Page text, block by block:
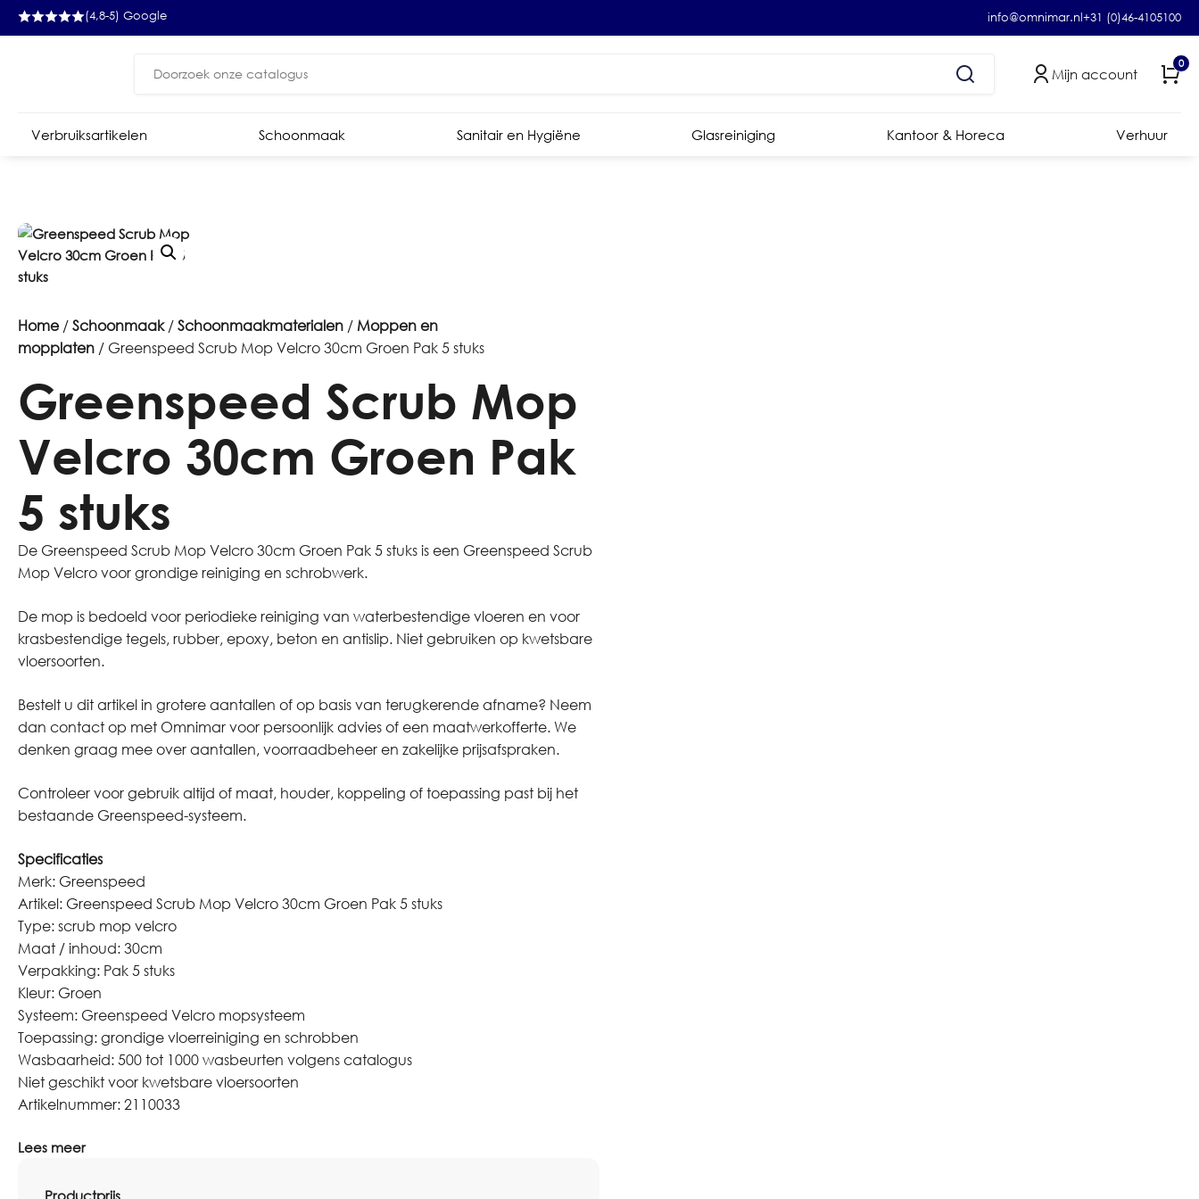
(4,8-5) Google info@omnimar.nl+31 (0)46-4105100
Zoeken
Mijn account
0
Verbruiksartikelen Schoonmaak Sanitair en Hygiëne Glasreiniging Kantoor & Horeca Verhuur
Home/Schoonmaak/Schoonmaakmaterialen / Moppen en
mopplaten / Greenspeed Scrub Mop Velcro 30cm Groen Pak 5 stuks
Greenspeed Scrub Mop
Velcro 30cm Groen Pak
5 stuks
De Greenspeed Scrub Mop Velcro 30cm Groen Pak 5 stuks is een Greenspeed Scrub
Mop Velcro voor grondige reiniging en schrobwerk.
De mop is bedoeld voor periodieke reiniging van waterbestendige vloeren en voor
krasbestendige tegels, rubber, epoxy, beton en antislip. Niet gebruiken op kwetsbare
vloersoorten.
Bestelt u dit artikel in grotere aantallen of op basis van terugkerende afname? Neem
dan contact op met Omnimar voor persoonlijk advies of een maatwerkofferte. We
denken graag mee over aantallen, voorraadbeheer en zakelijke prijsafspraken.
Controleer voor gebruik altijd of maat, houder, koppeling of toepassing past bij het
bestaande Greenspeed-systeem.
Specificaties
Merk: Greenspeed
Artikel: Greenspeed Scrub Mop Velcro 30cm Groen Pak 5 stuks
Type: scrub mop velcro
Maat / inhoud: 30cm
Verpakking: Pak 5 stuks
Kleur: Groen
Systeem: Greenspeed Velcro mopsysteem
Toepassing: grondige vloerreiniging en schrobben
Wasbaarheid: 500 tot 1000 wasbeurten volgens catalogus
Niet geschikt voor kwetsbare vloersoorten
Artikelnummer: 2110033
Lees meer
Productprijs